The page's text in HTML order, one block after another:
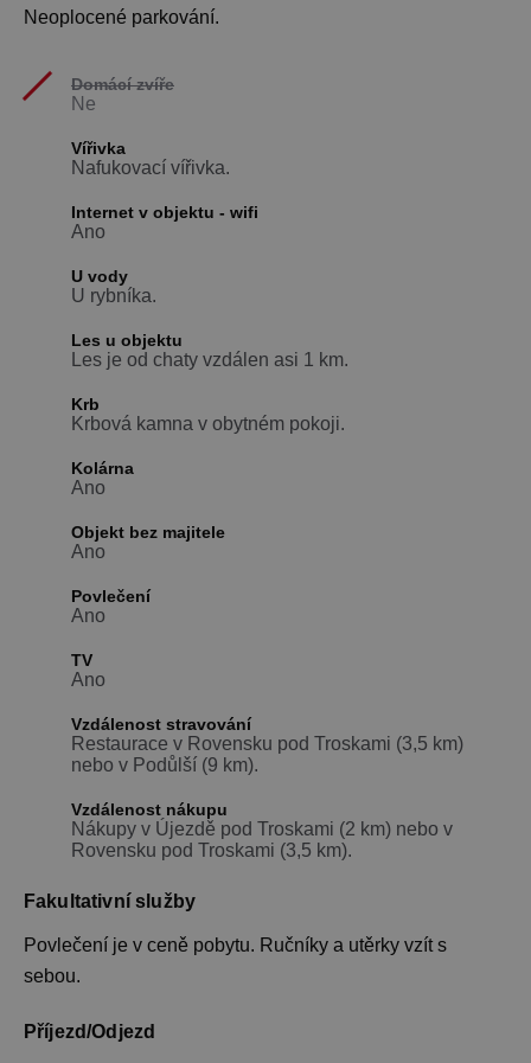
Neoplocené parkování.
Domácí zvíře
Ne
Vířivka
Nafukovací vířivka.
Internet v objektu - wifi
Ano
U vody
U rybníka.
Les u objektu
Les je od chaty vzdálen asi 1 km.
Krb
Krbová kamna v obytném pokoji.
Kolárna
Ano
Objekt bez majitele
Ano
Povlečení
Ano
TV
Ano
Vzdálenost stravování
Restaurace v Rovensku pod Troskami (3,5 km)
nebo v Podůlší (9 km).
Vzdálenost nákupu
Nákupy v Újezdě pod Troskami (2 km) nebo v
Rovensku pod Troskami (3,5 km).
Fakultativní služby
Povlečení je v ceně pobytu. Ručníky a utěrky vzít s
sebou.
Příjezd/Odjezd